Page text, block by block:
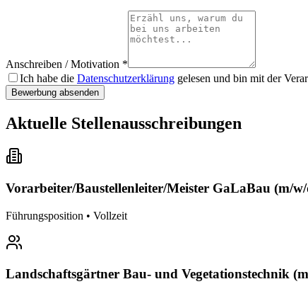
Anschreiben / Motivation *
Ich habe die Datenschutzerklärung gelesen und bin mit der
Bewerbung absenden
Aktuelle Stellenausschreibungen
Vorarbeiter/Baustellenleiter/Meister GaLaBau (m/
Führungsposition • Vollzeit
Landschaftsgärtner Bau- und Vegetationstechnik